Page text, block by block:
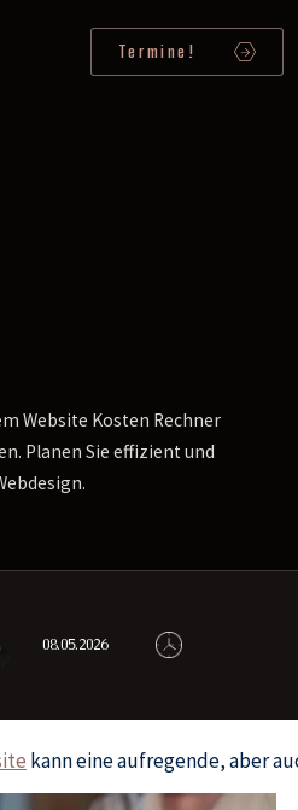
Termine!
Website Kosten Rechner
Planen Sie effizient und
08.05.2026
kann eine aufregende, aber